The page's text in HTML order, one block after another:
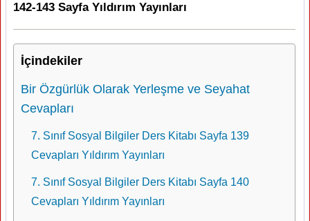
142-143 Sayfa Yıldırım Yayınları
İçindekiler
Bir Özgürlük Olarak Yerleşme ve Seyahat
Cevapları
7. Sınıf Sosyal Bilgiler Ders Kitabı Sayfa 139
Cevapları Yıldırım Yayınları
7. Sınıf Sosyal Bilgiler Ders Kitabı Sayfa 140
Cevapları Yıldırım Yayınları